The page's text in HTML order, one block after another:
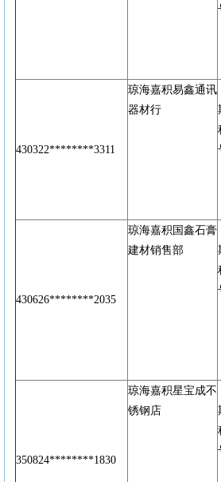
430322********3311
琼海嘉积易鑫通讯
器材行
430626********2035
琼海嘉积国鑫石膏
建材销售部
350824********1830
琼海嘉积星宝成不
锈钢店